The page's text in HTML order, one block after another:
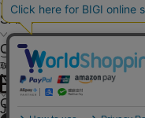
SALE
COORDINATE
NEWS
JOURNAL
ご利用ガイド よくある質問 お問い合わせ
取引法に基づく表記
OFFICIAL SNS